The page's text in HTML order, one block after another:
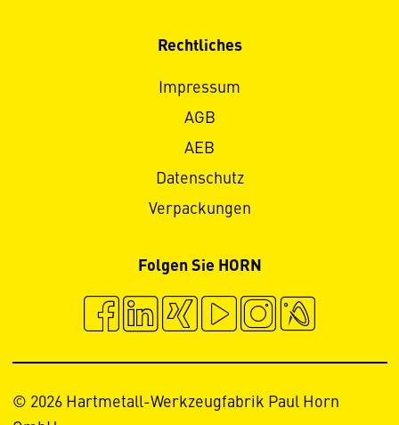
Rechtliches
Impressum
AGB
AEB
Datenschutz
Verpackungen
Folgen Sie HORN
© 2026 Hartmetall-Werkzeugfabrik Paul Horn